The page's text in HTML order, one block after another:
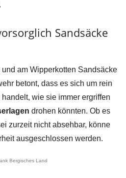
Sandsäcke
am Wipperkotten Sandsäcke
betont, dass es sich um rein
wie sie immer ergriffen
drohen könnten. Ob es
zurzeit nicht absehbar, könne
ausgeschlossen werden.
Bergisches Land